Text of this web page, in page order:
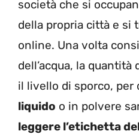
società che si
della propria città e si
online. Una volta
dell’acqua, la quantità
il livello di sporco, per
liquido o in polvere
leggere l’etichetta